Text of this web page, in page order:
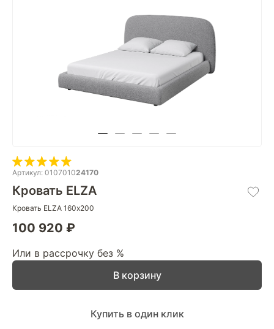
Артикул: 010701024170
Кровать ELZA
Кровать ELZA 160х200
100 920 ₽
Или в рассрочку без %
В корзину
Купить в один клик